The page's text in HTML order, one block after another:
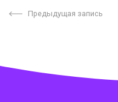
Предыдущая запись